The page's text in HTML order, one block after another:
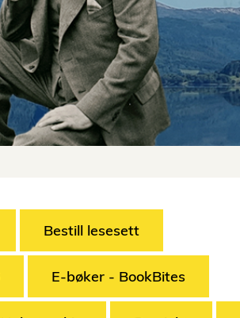
Bestill lesesett
E-bøker - BookBites